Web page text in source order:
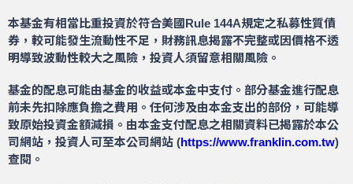
本基金有相當比重投資於符合美國Rule 144A規定之私募性質債
券，較可能發生流動性不足，財務訊息揭露不完整或因價格不透
明導致波動性較大之風險，投資人須留意相關風險。
基金的配息可能由基金的收益或本金中支付。部分基金進行配息
前未先扣除應負擔之費用。任何涉及由本金支出的部份，可能導
致原始投資金額減損。由本金支付配息之相關資料已揭露於本公
司網站，投資人可至本公司網站 (https://www.franklin.com.tw)
查閱。